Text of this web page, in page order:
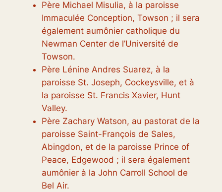
Père Michael Misulia, à la paroisse
Immaculée Conception, Towson ; il sera
également aumônier catholique du
Newman Center de l’Université de
Towson.
Père Lénine Andres Suarez, à la
paroisse St. Joseph, Cockeysville, et à
la paroisse St. Francis Xavier, Hunt
Valley.
Père Zachary Watson, au pastorat de la
paroisse Saint-François de Sales,
Abingdon, et de la paroisse Prince of
Peace, Edgewood ; il sera également
aumônier à la John Carroll School de
Bel Air.